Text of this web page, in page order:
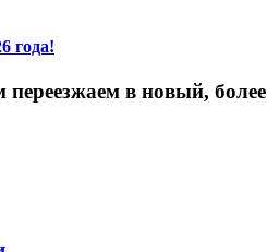
года!
переезжаем в новый, более